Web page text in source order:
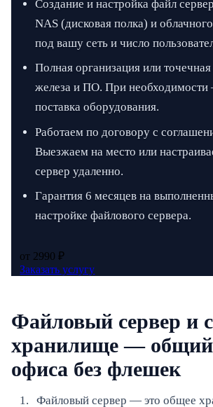
Создание и настройка файл
NAS (дисковая полка) и
под вашу сеть и число
Полная организация или
железа и ПО. При
поставка оборудования.
Работаем по договору с
Выезжаем на место или
сервер удаленно.
Гарантия 6 месяцев на
настройке файлового сервера.
от 2990 ₽
Заказать услугу
Файловый сервер и
хранилище — общий
офиса без флешек
Файловый сервер — это общее